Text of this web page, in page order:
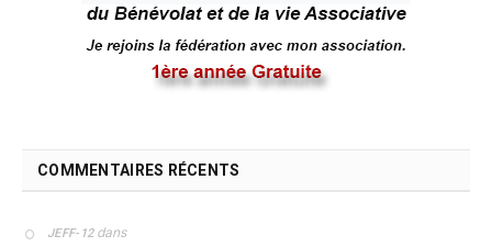
COMMENTAIRES RÉCENTS
JEFF-12dans